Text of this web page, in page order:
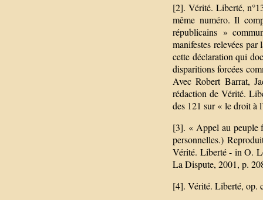
[2]. Vérité. Liberté,
même numéro. Il
républicains »
manifestes relevées
cette déclaration qui
disparitions forcées
Avec Robert Barrat,
rédaction de Vérité.
des 121 sur « le droit à
[3]. « Appel au peuple
personnelles.)
Vérité. Liberté - in O.
La Dispute, 2001, p.
[4]. Vérité. Liberté, op.